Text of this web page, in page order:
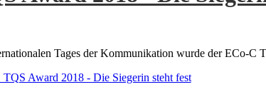
Tages der Kommunikation wurde der ECo-C
Award 2018 - Die Siegerin steht fest